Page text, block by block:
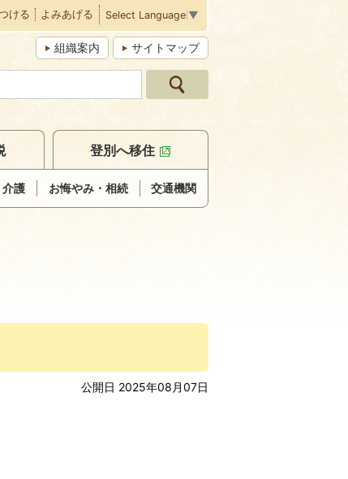
ける よみあげる Select Language ▼
組織案内 サイトマップ
護 お悔やみ・相続 交通機関
登別へ移住
公開日 2025年08月07日